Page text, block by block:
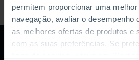
permitem proporcionar uma
navegação, avaliar o desempenho
as melhores ofertas de produtos e
com as suas preferências. Se